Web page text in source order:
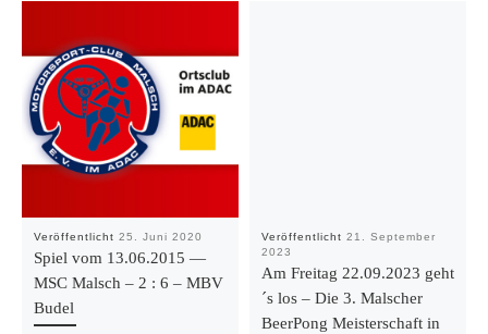
Veröffentlicht 25. Juni 2020
Spiel vom 13.06.2015 —
MSC Malsch – 2 : 6 – MBV
Budel
Veröffentlicht 21. September
2023
Am Freitag 22.09.2023 geht
´s los – Die 3. Malscher
BeerPong Meisterschaft in